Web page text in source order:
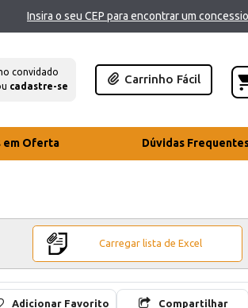
Insira o seu CEP para encontrar um
convidado
cadastre-se
Carrinho Fácil
em Oferta Dúvidas
Carregar lista de Excel
Adicionar Favorito Compartilhar